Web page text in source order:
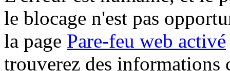
le blocage n'est pas
la page Pare-feu web activé
trouverez des informations